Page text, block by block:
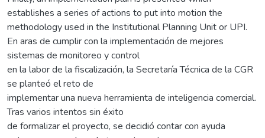
establishes a series of actions to put into motion the
methodology used in the Institutional Planning Unit or UPI.
En aras de cumplir con la implementación de mejores
sistemas de monitoreo y control
en la labor de la fiscalización, la Secretaría Técnica de la CGR
se planteó el reto de
implementar una nueva herramienta de inteligencia comercial.
Tras varios intentos sin éxito
de formalizar el proyecto, se decidió contar con ayuda